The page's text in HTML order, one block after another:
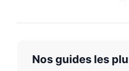
Nos guides les